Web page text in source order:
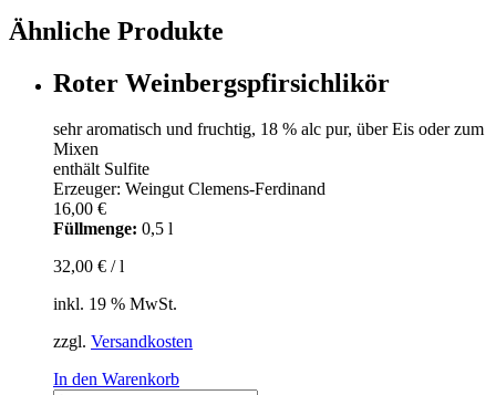
Ähnliche Produkte
Roter Weinbergspfirsichlikör
sehr aromatisch und fruchtig, 18 % alc pur, über Eis oder zum
Mixen
enthält Sulfite
Erzeuger: Weingut Clemens-Ferdinand
16,00 €
Füllmenge: 0,5 l
32,00 € /l
inkl. 19 % MwSt.
zzgl. Versandkosten
In den Warenkorb